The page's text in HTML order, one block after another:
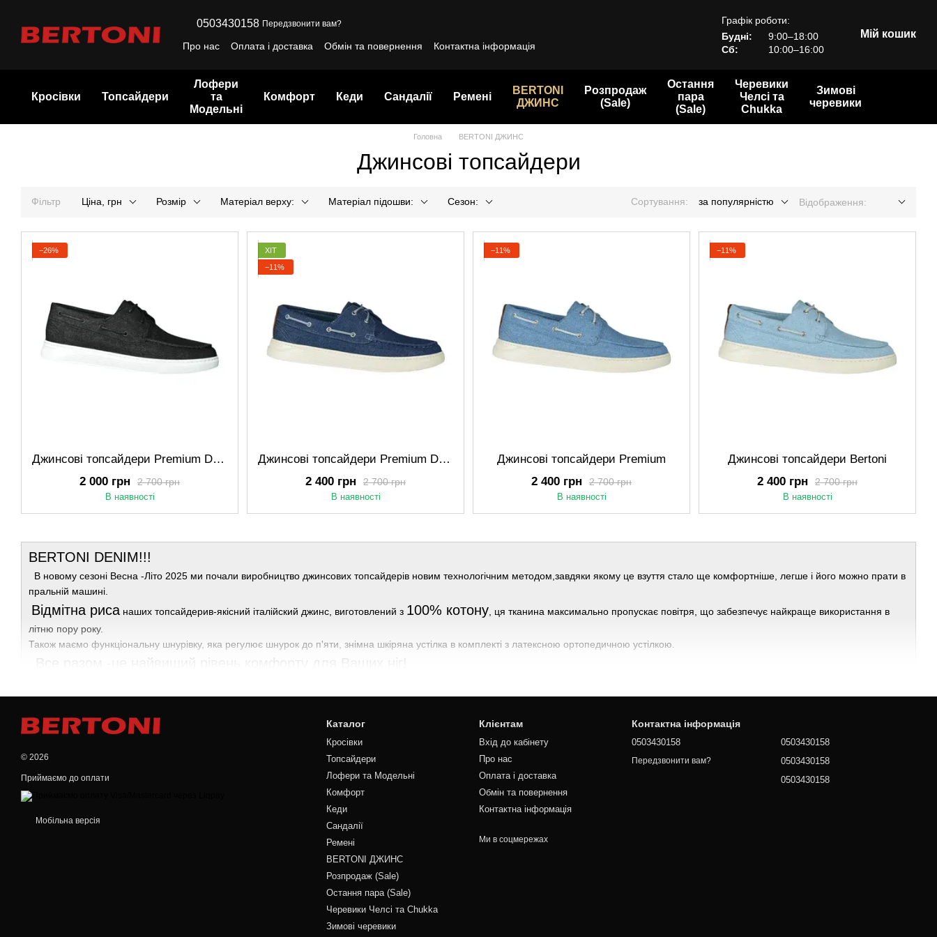
0503430158 Передзвонити вам?
Про нас Оплата і доставка Обмін та повернення Контактна інформація
Графік роботи:
Будні:
9:00–18:00
Сб:
10:00–16:00
Мій кошик
Кросівки Топсайдери
Лофери
та
Модельні
Комфорт Кеди Сандалії Ремені
BERTONI
ДЖИНС
Розпродаж
(Sale)
Остання
пара
(Sale)
Черевики
Челсі та
Chukka
Зимові
черевики
Головна BERTONI ДЖИНС
Джинсові топсайдери
Фільтр Ціна, грн Розмір Матеріал верху: Матеріал підошви: Сезон: Сортування: за популярністю Відображення:
BERTONI DENIM!!!
В новому сезоні Весна -Літо 2025 ми почали виробництво джинсових топсайдерів новим технологічним методом,завдяки якому це взуття стало ще комфортніше, легше і його можно прати в
пральній машині.
Відмітна риса наших топсайдерив-якісний італійский джинс, виготовлений з 100% котону , ця тканина максимально пропускає повітря, що забезпечує найкраще використання в
літню пору року.
Також маємо функціональну шнурівку, яка регулює шнурок до п'яти, знімна шкіряна устілка в комплекті з латексною ортопедичною устілкою.
Все разом -це найвищий рівень комфорту для Ваших ніг!
−26%
Джинсові топсайдери Premium Denim BRTN
2 700 грн
2 000 грн
В наявності
ХІТ
−11%
Джинсові топсайдери Premium Denim
2 700 грн
2 400 грн
В наявності
−11%
Джинсові топсайдери Premium
2 700 грн
2 400 грн
В наявності
−11%
Джинсові топсайдери Bertoni
2 700 грн
2 400 грн
В наявності
© 2026
Приймаємо до оплати
Мобільна версія
Каталог
Кросівки
Топсайдери
Лофери та Модельні
Комфорт
Кеди
Сандалії
Ремені
BERTONI ДЖИНС
Розпродаж (Sale)
Остання пара (Sale)
Черевики Челсі та Chukka
Зимові черевики
Клієнтам
Вхід до кабінету
Про нас
Оплата і доставка
Обмін та повернення
Контактна інформація
Ми в соцмережах
Контактна інформація
0503430158
Передзвонити вам?
0503430158
0503430158
0503430158